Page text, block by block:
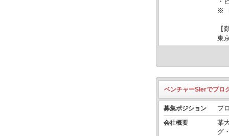
※
【
東
ベンチャーSIerでプロ
募集ポジション プ
会社概要
某
グ